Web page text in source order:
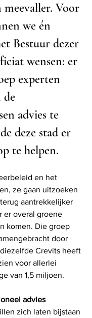
Voor
we én
Bestuur dezer
wensen: er
experten
advies te
deze stad er
te helpen.
en het
ze gaan uitzoeken
aantrekkelijker
er overal groene
komen. Die groep
door
Crevits heeft
voor allerlei
van 1,5 miljoen.
advies
zich laten bijstaan